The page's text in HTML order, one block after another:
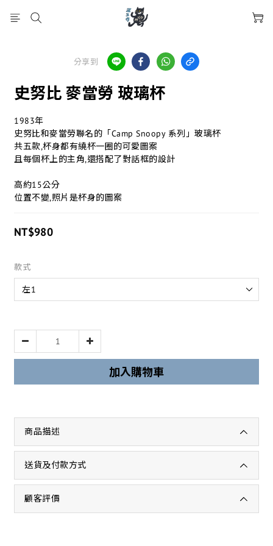
分享到
史努比 麥當勞 玻璃杯
1983年
史努比和麥當勞聯名的「Camp Snoopy 系列」玻璃杯
共五款,杯身都有繞杯一圈的可愛圖案
且每個杯上的主角,還搭配了對話框的設計
高約15公分
位置不變,照片是杯身的圖案
NT$980
款式
加入購物車
商品描述
送貨及付款方式
顧客評價